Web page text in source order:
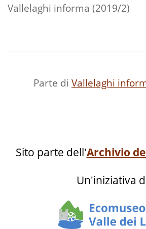
Vallelaghi informa (2019/2)
Parte di Vallelaghi
Sito parte dell'Archivio
Un'iniziativa